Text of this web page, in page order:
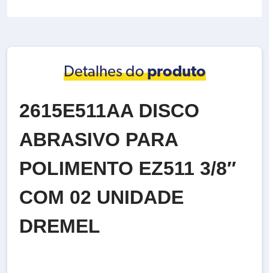
Detalhes doproduto
2615E511AA DISCO
ABRASIVO PARA
POLIMENTO EZ511 3/8″
COM 02 UNIDADE
DREMEL